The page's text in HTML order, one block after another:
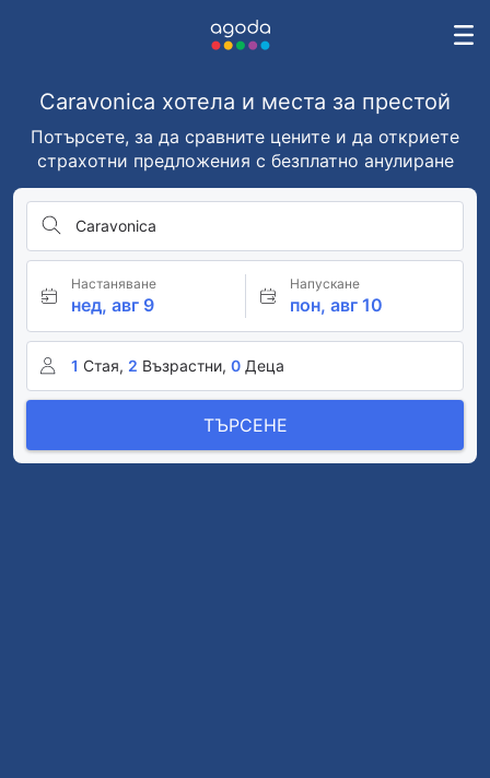
Caravonica хотела и места за престой
Потърсете, за да сравните цените и да откриете
страхотни предложения с безплатно анулиране
Caravonica
Настаняване
нед, авг 9
Напускане
пон, авг 10
1 Стая, 2 Възрастни, 0 Деца
ТЪРСЕНЕ